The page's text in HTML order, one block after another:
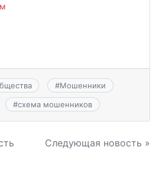
#Мошенники
#схема мошенников
Следующая новость »